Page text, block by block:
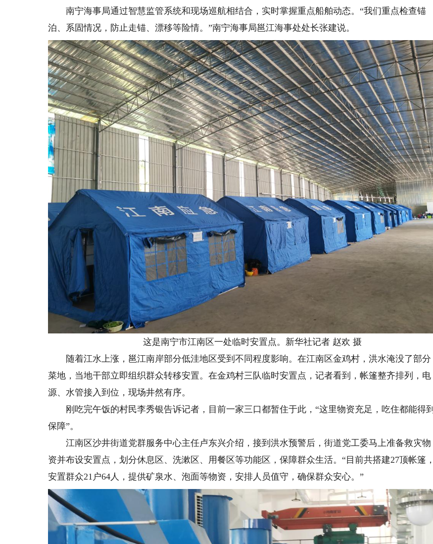
南宁海事局通过智慧监管系统和现场巡航相结合，实时掌握重点船舶动态。“我们重点检查锚
泊、系固情况，防止走锚、漂移等险情。”南宁海事局邕江海事处处长张建说。
这是南宁市江南区一处临时安置点。新华社记者 赵欢 摄
随着江水上涨，邕江南岸部分低洼地区受到不同程度影响。在江南区金鸡村，洪水淹没了部分
菜地，当地干部立即组织群众转移安置。在金鸡村三队临时安置点，记者看到，帐篷整齐排列，电
源、水管接入到位，现场井然有序。
刚吃完午饭的村民李秀银告诉记者，目前一家三口都暂住于此，“这里物资充足，吃住都能得到
保障”。
江南区沙井街道党群服务中心主任卢东兴介绍，接到洪水预警后，街道党工委马上准备救灾物
资并布设安置点，划分休息区、洗漱区、用餐区等功能区，保障群众生活。“目前共搭建27顶帐篷，
安置群众21户64人，提供矿泉水、泡面等物资，安排人员值守，确保群众安心。”